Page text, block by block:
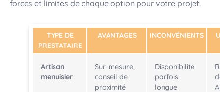
forces et limites de chaque option pour votre projet.
TYPE DE
PRESTATAIRE
AVANTAGES INCONVÉNIENTS
Artisan
menuisier
Sur-mesure,
conseil de
proximité
Disponibilité
parfois
longue